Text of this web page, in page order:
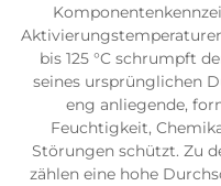
bis 125 °C schrumpft
seines ursprünglichen
eng anliegende,
Feuchtigkeit,
Störungen schützt. Zu
zählen eine hohe